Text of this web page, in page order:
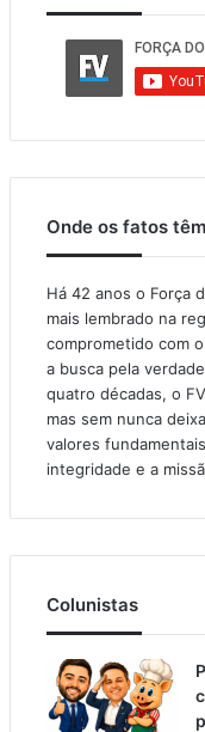
Onde os fatos
Há 42 anos o Força
mais lembrado na
comprometido com
a busca pela
quatro décadas, o
mas sem nunca
valores
integridade e a
Colunistas